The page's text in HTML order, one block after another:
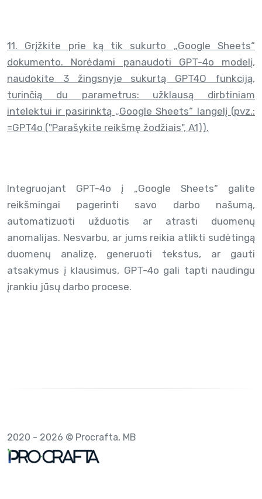
11. Grįžkite prie ką tik sukurto „Google Sheets“
dokumento. Norėdami panaudoti GPT-4o modelį,
naudokite 3 žingsnyje sukurtą GPT4O funkciją,
turinčią du parametrus: užklausą dirbtiniam
intelektui ir pasirinktą „Google Sheets“ langelį (pvz.:
=GPT4o ("Parašykite reikšmę žodžiais", A1)).
Integruojant GPT-4o į „Google Sheets“ galite
reikšmingai pagerinti savo darbo našumą,
automatizuoti užduotis ar atrasti duomenų
anomalijas. Nesvarbu, ar jums reikia atlikti sudėtingą
duomenų analizę, generuoti tekstus, ar gauti
atsakymus į klausimus, GPT-4o gali tapti naudingu
įrankiu jūsų darbo procese.
2020 - 2026 © Procrafta, MB